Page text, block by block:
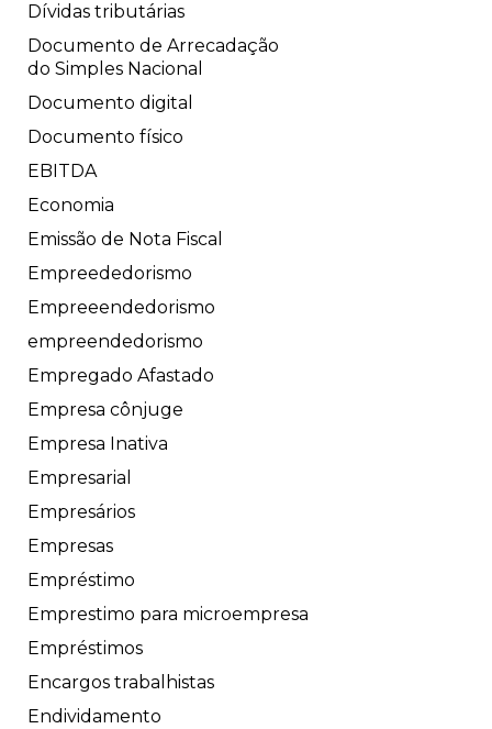
Dívidas tributárias
Documento de Arrecadação
do Simples Nacional
Documento digital
Documento físico
EBITDA
Economia
Emissão de Nota Fiscal
Empreededorismo
Empreeendedorismo
empreendedorismo
Empregado Afastado
Empresa cônjuge
Empresa Inativa
Empresarial
Empresários
Empresas
Empréstimo
Emprestimo para microempresa
Empréstimos
Encargos trabalhistas
Endividamento